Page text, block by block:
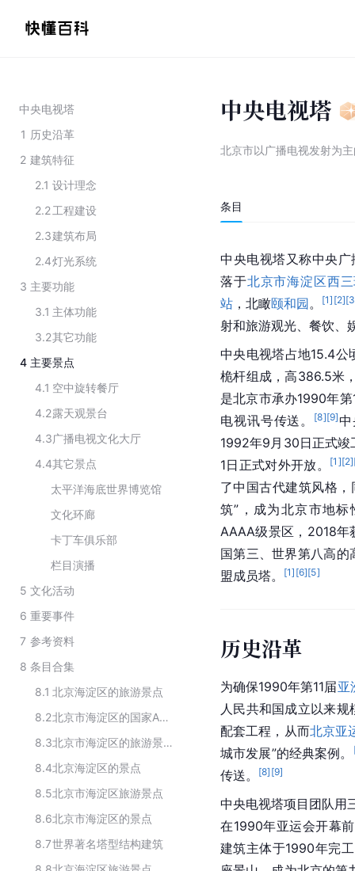
中央电视塔
1 历史沿革
2 建筑特征
2.1 设计理念
2.2工程建设
2.3建筑布局
2.4灯光系统
3 主要功能
3.1 主体功能
3.2其它功能
4 主要景点
4.1 空中旋转餐厅
4.2露天观景台
4.3广播电视文化大厅
4.4其它景点
太平洋海底世界博览馆
文化环廊
卡丁车俱乐部
栏目演播
5 文化活动
6 重要事件
7 参考资料
8 条目合集
8.1 北京海淀区的旅游景点
8.2
北京市海淀区的国家AAAA级旅游景区
8.3
北京市海淀区的旅游景点
8.4北京海淀区的景点
8.5北京市海淀区旅游景点
8.6北京市海淀区的景点
8.7世界著名塔型结构建筑
中央电视塔
北京市以广播电视发射为
条目
中央电视塔又称中央广
落于北京市海淀区西
站 ，北瞰颐和园。 [1] [2][3
射和旅游观光、餐饮、
中央电视塔占地15.4公
桅杆组成，高386.5米
是北京市承办1990年第
电视讯号传送。
[8][9]
1992年9月30日正式竣
1日正式对外开放。
[1 ][2]
了中国古代建筑风格，
筑”，成为北京市地
AAAA级景区，2018年
国第三、世界第八高的
盟成员塔。
[1] [6][5]
历史沿革
为确保1990年第11届亚
人民共和国成立以来
配套工程，从而北京亚
城市发展”的经典案例。
传送。 [8] [9]
中央电视塔项目团队 用
在1990年亚运会开幕
建筑主体于1990年完